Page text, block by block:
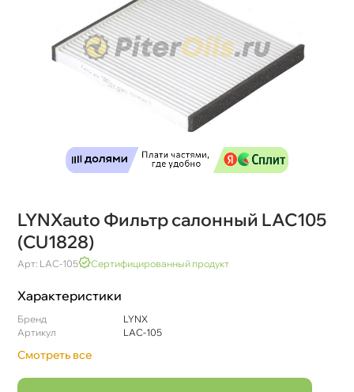
LYNXauto Фильтр салонный LAC105
(CU1828)
Арт: LAC-105 Сертифицированный продукт
Характеристики
Бренд
LYNX
Артикул
LAC-105
Смотреть все
Карта